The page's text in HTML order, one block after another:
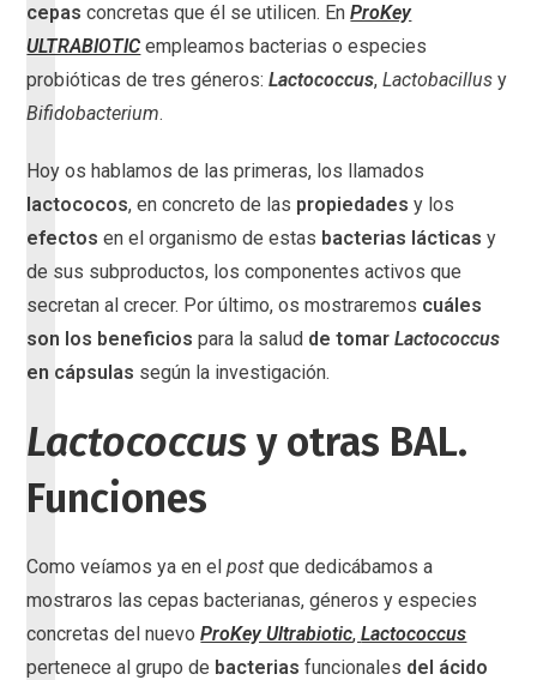
cepas concretas que él se utilicen. EnProKey
ULTRABIOTIC empleamos bacterias o especies
probióticas de tres géneros:Lactococcus,Lactobacillus y
Bifidobacterium.
Hoy os hablamos de las primeras, los llamados
lactococos, en concreto de las propiedades y los
efectosen el organismo de estas bacterias lácticasy
de sus subproductos, los componentes activos que
secretan al crecer. Por último, os mostraremos cuáles
son los beneficiospara la salud de tomarLactococcus
en cápsulas según la investigación.
Lactococcusy otras BAL.
Funciones
Como veíamos ya en elpost que dedicábamos a
mostraros las cepas bacterianas, géneros y especies
concretas del nuevoProKey Ultrabiotic,Lactococcus
pertenece al grupo de bacterias funcionales del ácido